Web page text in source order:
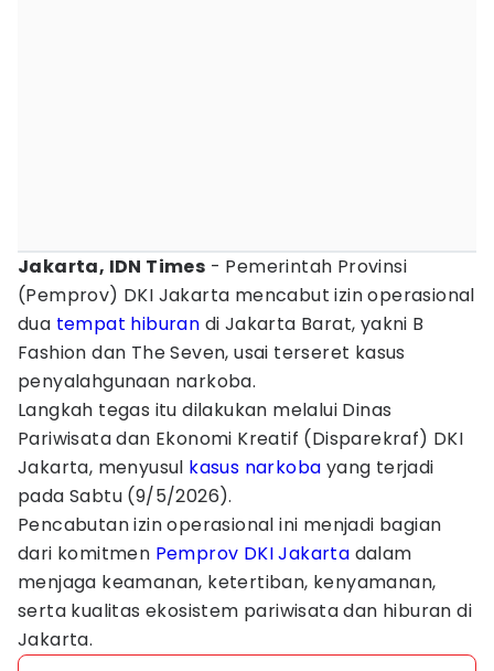
Jakarta, IDN Times - Pemerintah Provinsi
(Pemprov) DKI Jakarta mencabut izin operasional
dua tempat hiburan di Jakarta Barat, yakni B
Fashion dan The Seven, usai terseret kasus
penyalahgunaan narkoba.
Langkah tegas itu dilakukan melalui Dinas
Pariwisata dan Ekonomi Kreatif (Disparekraf) DKI
Jakarta, menyusul kasus narkoba yang terjadi
pada Sabtu (9/5/2026).
Pencabutan izin operasional ini menjadi bagian
dari komitmen Pemprov DKI Jakarta dalam
menjaga keamanan, ketertiban, kenyamanan,
serta kualitas ekosistem pariwisata dan hiburan di
Jakarta.